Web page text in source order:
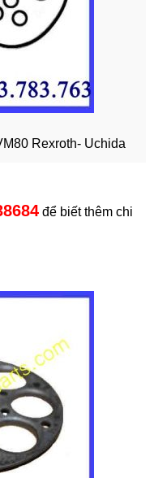
Rexroth- Uchida
để biết thêm chi